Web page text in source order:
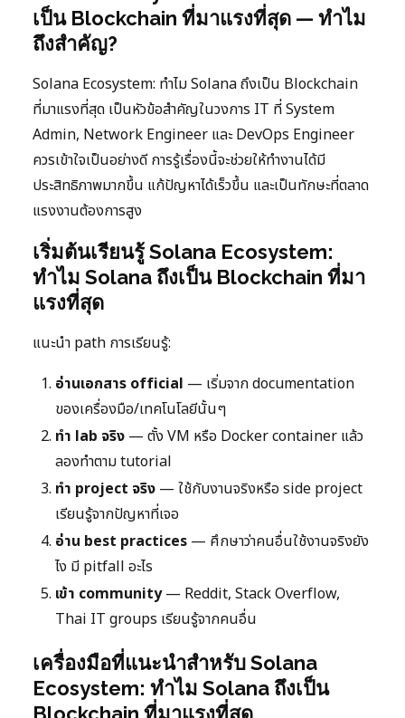
เป็น Blockchain ที่มาแรงที่สุด — ทำไม
ถึงสำคัญ?
Solana Ecosystem: ทำไม Solana ถึงเป็น Blockchain
ที่มาแรงที่สุด เป็นหัวข้อสำคัญในวงการ IT ที่ System
Admin, Network Engineer และ DevOps Engineer
ควรเข้าใจเป็นอย่างดี การรู้เรื่องนี้จะช่วยให้ทำงานได้มี
ประสิทธิภาพมากขึ้น แก้ปัญหาได้เร็วขึ้น และเป็นทักษะที่ตลาด
แรงงานต้องการสูง
เริ่มต้นเรียนรู้ Solana Ecosystem:
ทำไม Solana ถึงเป็น Blockchain ที่มา
แรงที่สุด
แนะนำ path การเรียนรู้:
อ่านเอกสาร official — เริ่มจาก documentation
ของเครื่องมือ/เทคโนโลยีนั้นๆ
ทำ lab จริง — ตั้ง VM หรือ Docker container แล้ว
ลองทำตาม tutorial
ทำ project จริง — ใช้กับงานจริงหรือ side project
เรียนรู้จากปัญหาที่เจอ
อ่าน best practices — ศึกษาว่าคนอื่นใช้งานจริงยัง
ไง มี pitfall อะไร
เข้า community— Reddit, Stack Overflow,
Thai IT groups เรียนรู้จากคนอื่น
เครื่องมือที่แนะนำสำหรับ Solana
Ecosystem: ทำไม Solana ถึงเป็น